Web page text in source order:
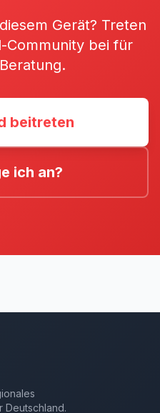
Gerät? Treten
Community bei für
beitreten
ich an?
Deutschland.